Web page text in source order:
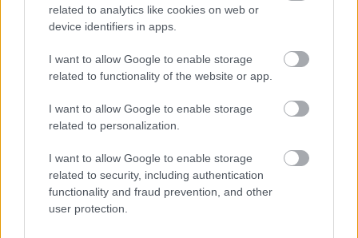
related to analytics like cookies on web or
device identifiers in apps.
I want to allow Google to enable storage
related to functionality of the website or app.
I want to allow Google to enable storage
related to personalization.
I want to allow Google to enable storage
related to security, including authentication
functionality and fraud prevention, and other
user protection.
HÍRLEVÉL
E-mail cím
Feliratkozom a hírlevélre és elfogadom az
szabályzatot!